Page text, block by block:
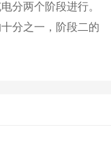
分两个阶段进行。
分之一，阶段二的